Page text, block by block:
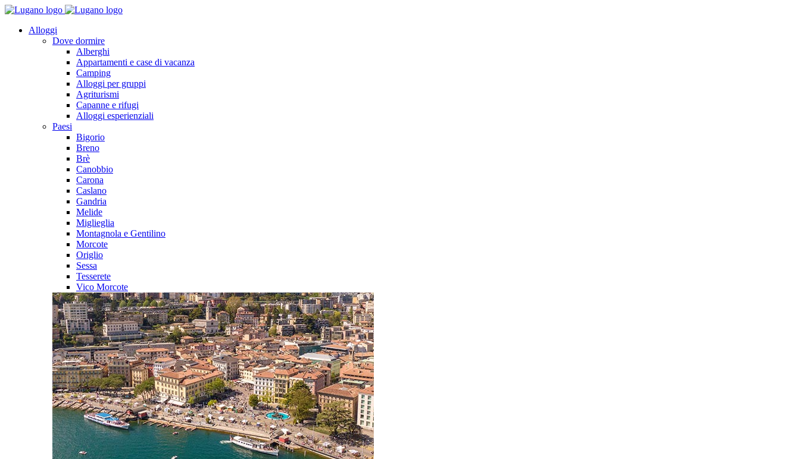
Alloggi
Dove dormire
Alberghi
Appartamenti e case di vacanza
Camping
Alloggi per gruppi
Agriturismi
Capanne e rifugi
Alloggi esperienziali
Paesi
Bigorio
Breno
Brè
Canobbio
Carona
Caslano
Gandria
Melide
Miglieglia
Montagnola e Gentilino
Morcote
Origlio
Sessa
Tesserete
Vico Morcote